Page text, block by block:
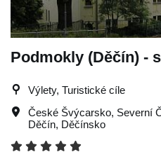
Podmokly (Děčín) -
Výlety, Turistické cíle
České Švýcarsko, Severní
Děčín, Děčínsko